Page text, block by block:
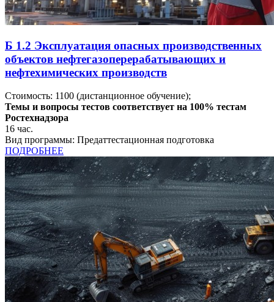
Б 1.2 Эксплуатация опасных производственных
объектов нефтегазоперерабатывающих и
нефтехимических производств
Стоимость: 1100 (дистанционное обучение);
Темы и вопросы тестов соответствует на 100% тестам
Ростехнадзора
16 час.
Вид программы: Предаттестационная подготовка
ПОДРОБНЕЕ